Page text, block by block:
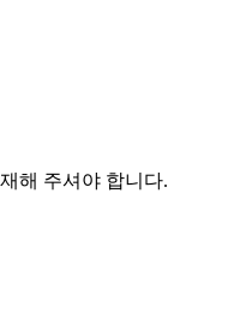
해 주셔야 합니다.